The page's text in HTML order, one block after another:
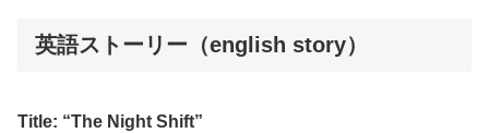
英語ストーリー（english story）
Title: “The Night Shift”